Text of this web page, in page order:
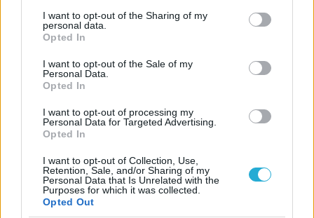
not limited to your visit or usage behaviour. You may click to
grant or deny consent to Google and its third-party tags to
use your data for below specified purposes in below Google
consent section.
I want to opt-out of the Sharing of my
personal data.
Opted In
I want to opt-out of the Sale of my
Personal Data.
Opted In
I want to opt-out of processing my
Personal Data for Targeted Advertising.
Opted In
I want to opt-out of Collection, Use,
Retention, Sale, and/or Sharing of my
Personal Data that Is Unrelated with the
Purposes for which it was collected.
Opted Out
Α1 ΓΥΝΑΙΚΩΝ 28/07/2017